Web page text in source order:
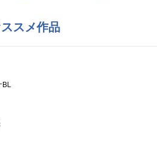
スメ作品